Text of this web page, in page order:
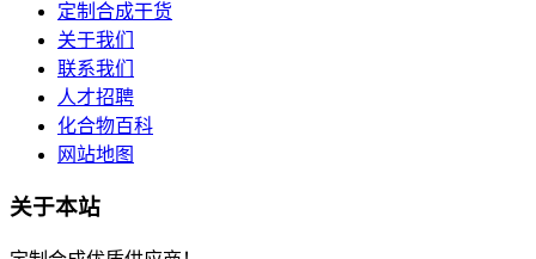
定制合成干货
关于我们
联系我们
人才招聘
化合物百科
网站地图
关于本站